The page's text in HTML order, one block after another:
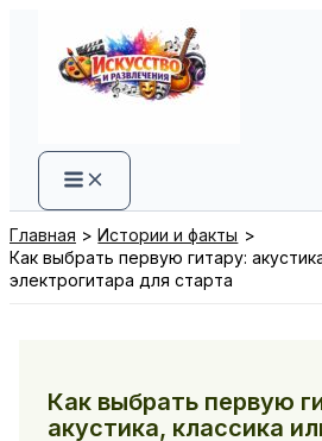
содержимому
Главная
Истории и факты
Как выбрать первую гитару:
электрогитара для старта
Как выбрать первую
акустика, классика